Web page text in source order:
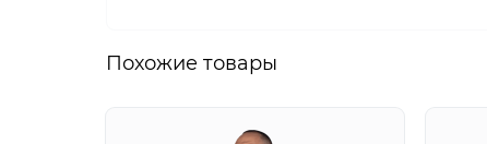
Похожие товары